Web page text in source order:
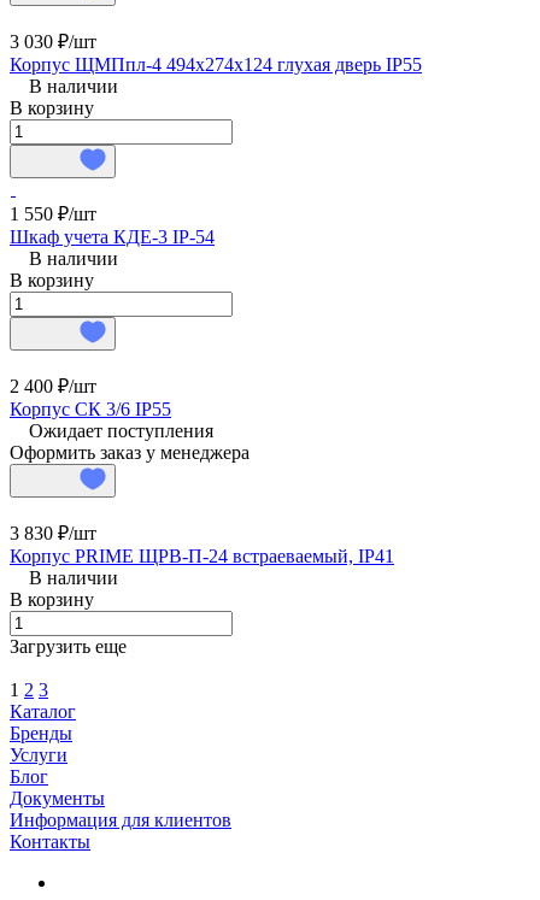
3 030 ₽/шт
Корпус ЩМПпл-4 494х274х124 глухая дверь IP55
В наличии
В корзину
1 550 ₽/шт
Шкаф учета КДЕ-3 IP-54
В наличии
В корзину
2 400 ₽/шт
Корпус СК 3/6 IP55
Ожидает поступления
Оформить заказ у менеджера
3 830 ₽/шт
Корпус PRIME ЩРВ-П-24 встраеваемый, IP41
В наличии
В корзину
Загрузить еще
1 2 3
Каталог
Бренды
Услуги
Блог
Документы
Информация для клиентов
Контакты